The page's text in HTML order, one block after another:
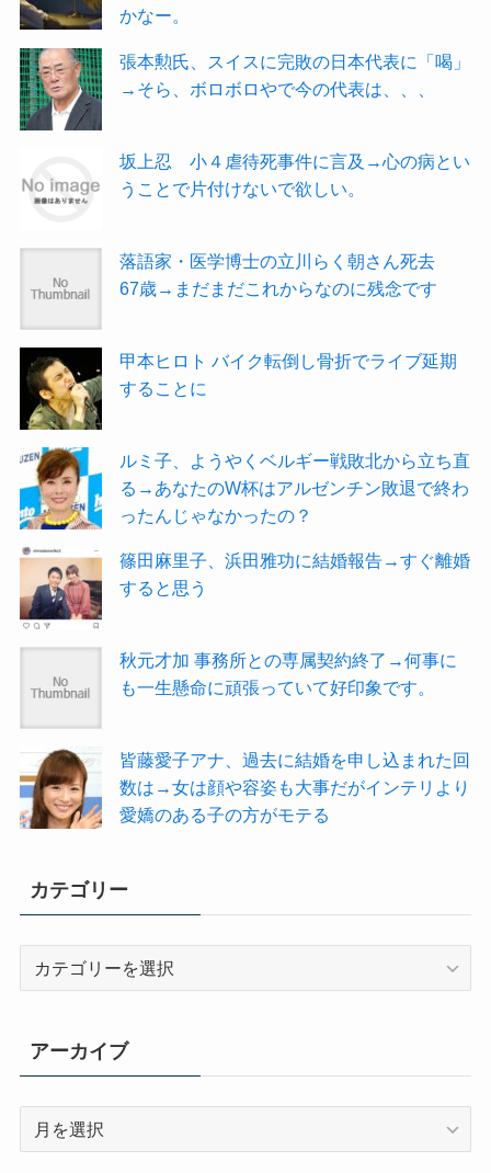
かなー。
張本勲氏、スイスに完敗の日本代表に「喝」
→そら、ボロボロやで今の代表は、、、
坂上忍 小４虐待死事件に言及→心の病とい
うことで片付けないで欲しい。
落語家・医学博士の立川らく朝さん死去
67歳→まだまだこれからなのに残念です
甲本ヒロト バイク転倒し骨折でライブ延期
することに
ルミ子、ようやくベルギー戦敗北から立ち直
る→あなたのW杯はアルゼンチン敗退で終わ
ったんじゃなかったの？
篠田麻里子、浜田雅功に結婚報告→すぐ離婚
すると思う
秋元才加 事務所との専属契約終了→何事に
も一生懸命に頑張っていて好印象です。
皆藤愛子アナ、過去に結婚を申し込まれた回
数は→女は顔や容姿も大事だがインテリより
愛嬌のある子の方がモテる
カテゴリー
ー
アーカイブ